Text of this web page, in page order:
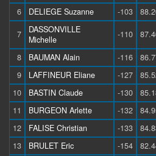
6
DELIEGE Suzanne -103
7
DASSONVILLE
Michelle
-110
8 BAUMAN Alain -116
9
LAFFINEUR Eliane -127
10
BASTIN Claude -130
11
BURGEON Arlette -132
12
FALISE Christian -133
13
BRULET Eric -154